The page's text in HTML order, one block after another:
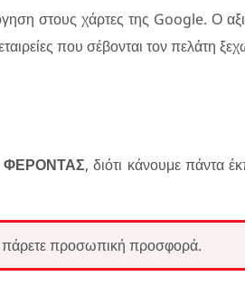
στους χάρτες της Google. Ο
που σέβονται τον πελάτη
ΦΕΡΟΝΤΑΣ, διότι κάνουμε πάντα
πάρετε προσωπική προσφορά.